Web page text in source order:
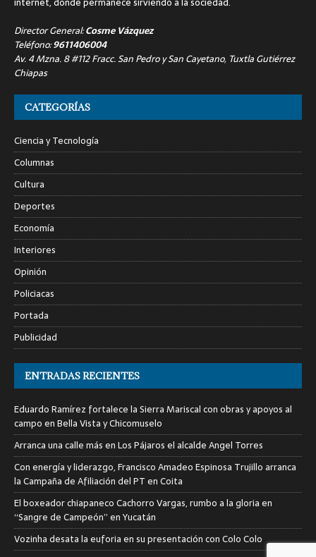
Director General:Cosme Vázquez
Teléfono:9611406004
Av. 4 Mzna. 8 #112 Fracc. San Pedro y San Cayetano, Tuxtla Gutiérrez
Chiapas
CATEGORÍAS
Ciencia y Tecnología
Columnas
Cultura
Deportes
Economía
Interiores
Opinión
Policiacas
Portada
Publicidad
ENTRADAS RECIENTES
Eduardo Ramírez fortalece la Sierra Mariscal con obras y apoyos al
campo en Bella Vista y Chicomuselo
Arranca una calle más en Los Pájaros el alcalde Angel Torres
Con energía y liderazgo, Francisco Amadeo Espinosa Trujillo arranca
la Campaña de Afiliación del PT en Coita
El boxeador chiapaneco Cachorro Vargas, rumbo a la gloria en
“Sangre de Campeón” en Yucatán
Vozinha desata la euforia en su presentación con Colo Colo